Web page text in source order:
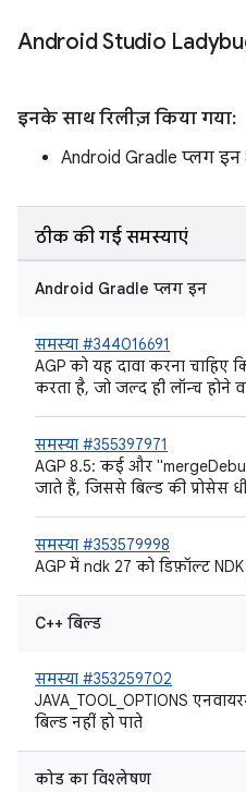
Android Studio
इनके साथ रिलीज़ किया गया:
Android Gradle प्लग
ठीक की गई समस्याएं
Android Gradle प्लग इन
समस्या #344016691
AGP को यह दावा करना चाहिए
करता है, जो जल्द ही लॉन्च होने
समस्या #355397971
AGP 8.5: कई और
जाते हैं, जिससे बिल्ड की प्रोसेस
समस्या #353579998
AGP में ndk 27 को डिफ़ॉल्ट
C++ बिल्ड
समस्या #353259702
JAVA_TOOL_OPTIONS
बिल्ड नहीं हो पाते
कोड का विश्लेषण